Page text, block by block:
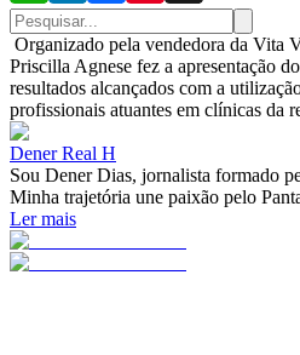
Organizado pela vendedora da Vita
Priscilla Agnese fez a apresentação
resultados alcançados com a
profissionais atuantes em clínicas da
Dener Real H
Sou Dener Dias, jornalista formado
Minha trajetória une paixão pelo
Ler mais